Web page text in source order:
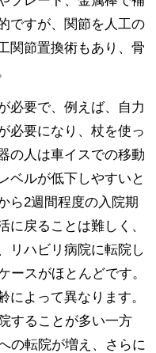
ですが、関節を人工の
関節置換術もあり、骨
必要で、例えば、自力
必要になり、杖を使っ
の人は車イスでの移動
ベルが低下しやすいと
ら2週間程度の入院期
に戻ることは難しく、
リハビリ病院に転院し
ースがほとんどです。
によって異なります。
することが多い一方
の転院が増え、さらに